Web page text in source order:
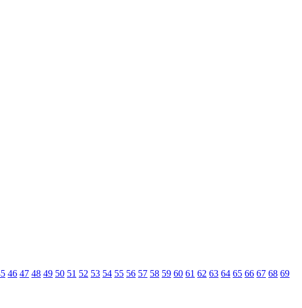
46 47 48 49 50 51 52 53 54 55 56 57 58 59 60 61 62 63 64 65 66 67 68 69